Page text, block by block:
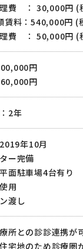
： 30,000円 (
料：540,000円 (
： 50,000円 (
円
円
2年
年10月
ー完備
面駐車場4台有り
用
渡し
所との診診連携が
宅地のため診療圏